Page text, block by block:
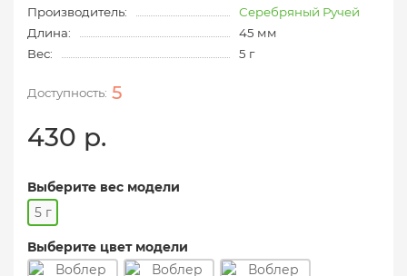
Производитель:
Серебряный Ручей
Длина:
45 мм
Вес:
5 г
5
430 р.
Выберите вес модели
5 г
Выберите цвет модели